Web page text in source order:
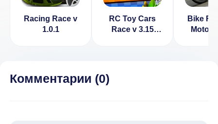
Racing Race v
1.0.1
RC Toy Cars
Race v 3.15
Bike
Moto
Комментарии (0)